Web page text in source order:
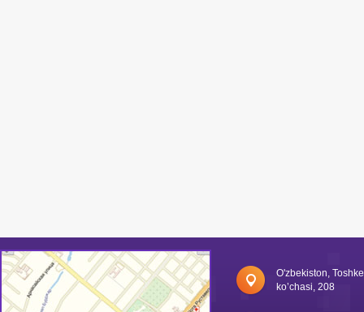
O'zbekiston,
ko’chasi, 208